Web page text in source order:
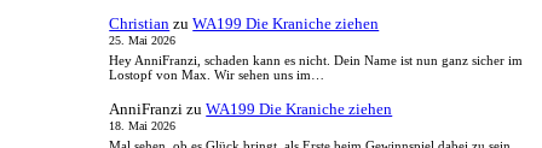
Christian zuWA199 Die Kraniche ziehen
25. Mai 2026
Hey AnniFranzi, schaden kann es nicht. Dein Name ist nun ganz sicher im
Lostopf von Max. Wir sehen uns im…
AnniFranzi zuWA199 Die Kraniche ziehen
18. Mai 2026
Mal sehen, ob es Glück bringt, als Erste beim Gewinnspiel dabei zu sein.